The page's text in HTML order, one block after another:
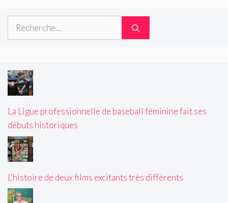
Rechercher :
La Ligue professionnelle de baseball féminine fait ses
débuts historiques
L'histoire de deux films excitants très différents